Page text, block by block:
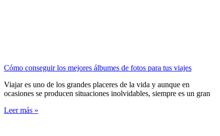
Cómo conseguir los mejores álbumes de fotos para tus viajes
Viajar es uno de los grandes placeres de la vida y aunque en
ocasiones se producen situaciones inolvidables, siempre es un gran
Leer más »